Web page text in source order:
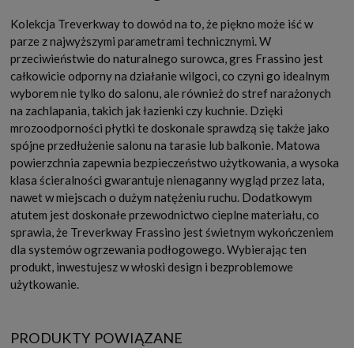
Kolekcja Treverkway to dowód na to, że piękno może iść w
parze z najwyższymi parametrami technicznymi. W
przeciwieństwie do naturalnego surowca, gres Frassino jest
całkowicie odporny na działanie wilgoci, co czyni go idealnym
wyborem nie tylko do salonu, ale również do stref narażonych
na zachlapania, takich jak łazienki czy kuchnie. Dzięki
mrozoodporności płytki te doskonale sprawdzą się także jako
spójne przedłużenie salonu na tarasie lub balkonie. Matowa
powierzchnia zapewnia bezpieczeństwo użytkowania, a wysoka
klasa ścieralności gwarantuje nienaganny wygląd przez lata,
nawet w miejscach o dużym natężeniu ruchu. Dodatkowym
atutem jest doskonałe przewodnictwo cieplne materiału, co
sprawia, że Treverkway Frassino jest świetnym wykończeniem
dla systemów ogrzewania podłogowego. Wybierając ten
produkt, inwestujesz w włoski design i bezproblemowe
użytkowanie.
PRODUKTY POWIĄZANE